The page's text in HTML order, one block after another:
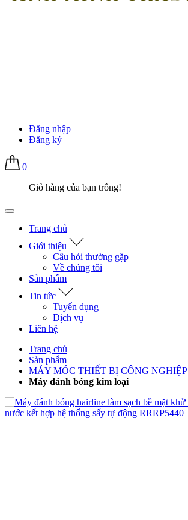
Đăng nhập
Đăng ký
0
Giỏ hàng của bạn trống!
Trang chủ
Giới thiệu
Câu hỏi thường gặp
Về chúng tôi
Sản phẩm
Tin tức
Tuyển dụng
Dịch vụ
Liên hệ
Trang chủ
Sản phẩm
MÁY MÓC THIẾT BỊ CÔNG NGHIỆP
Máy đánh bóng kim loại